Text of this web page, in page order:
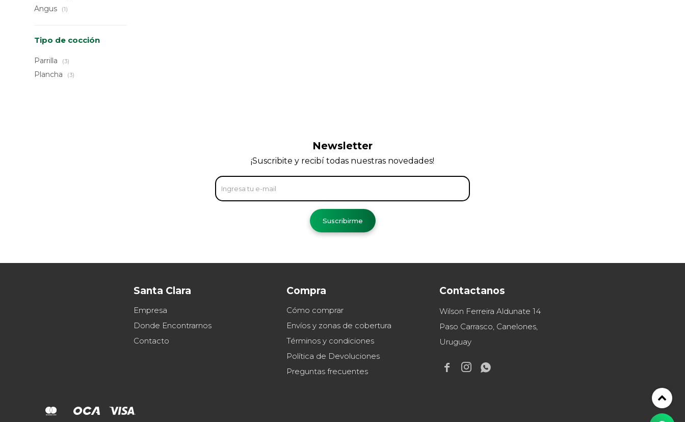
Angus (1)
Tipo de cocción
Parrilla (3)
Plancha (3)
Santa Clara
Empresa
Donde Encontrarnos
Contacto
Compra
Cómo comprar
Envíos y zonas de cobertura
Términos y condiciones
Política de Devoluciones
Preguntas frecuentes
Contactanos
Wilson Ferreira Aldunate 14
Paso Carrasco, Canelones,
Uruguay
  
Newsletter
¡Suscribite y recibí todas nuestras novedades!
Suscribirme